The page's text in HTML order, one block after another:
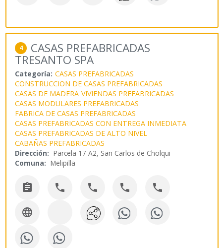
4 CASAS PREFABRICADAS
TRESANTO SPA
Categoría: CASAS PREFABRICADAS
CONSTRUCCION DE CASAS PREFABRICADAS
CASAS DE MADERA VIVIENDAS PREFABRICADAS
CASAS MODULARES PREFABRICADAS
FABRICA DE CASAS PREFABRICADAS
CASAS PREFABRICADAS CON ENTREGA INMEDIATA
CASAS PREFABRICADAS DE ALTO NIVEL
CABAÑAS PREFABRICADAS
Dirección: Parcela 17 A2, San Carlos de Cholqui
Comuna: Melipilla
    
